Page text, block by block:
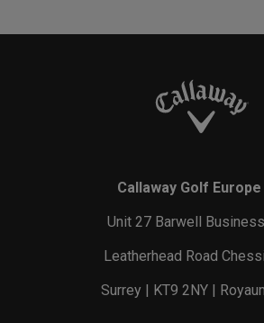
Callaway Golf Europe
Unit 27 Barwell
Leatherhead Road
Surrey | KT9 2NY |